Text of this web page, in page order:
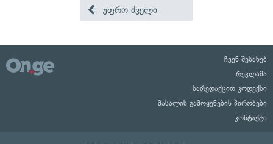
უფრო ძველი
ჩვენ შესახებ
რეკლამა
სარედაქციო კოდექსი
მასალის გამოყენების პირობები
კონტაქტი